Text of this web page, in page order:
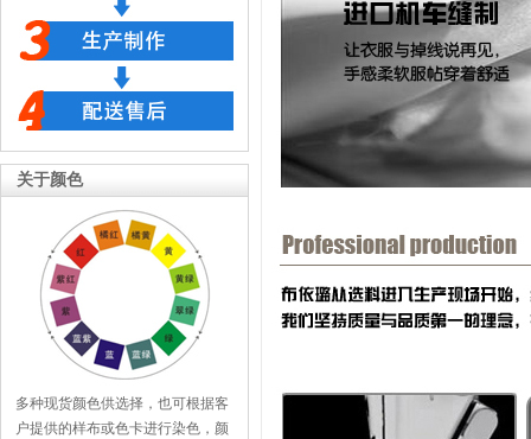
关于颜色
多种现货颜色供选择，也可根据客
户提供的样布或色卡进行染色，颜